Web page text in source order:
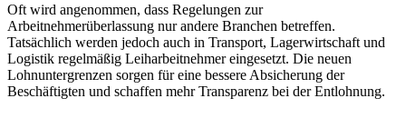
Oft wird angenommen, dass Regelungen zur
Arbeitnehmerüberlassung nur andere Branchen betreffen.
Tatsächlich werden jedoch auch in Transport, Lagerwirtschaft und
Logistik regelmäßig Leiharbeitnehmer eingesetzt. Die neuen
Lohnuntergrenzen sorgen für eine bessere Absicherung der
Beschäftigten und schaffen mehr Transparenz bei der Entlohnung.